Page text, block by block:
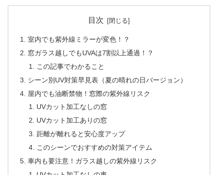
目次
室内でも紫外線ミラーが変色！？
窓ガラス越しでもUVAは7割以上通過！？
この記事でわかること
シーン別UV対策早見表（夏の晴れの日バージョン）
屋内でも油断禁物！窓際の紫外線リスク
UVカット加工なしの窓
UVカット加工ありの窓
距離が離れると安心度アップ
このシーンでおすすめの対策アイテム
車内も要注意！ガラス越しの紫外線リスク